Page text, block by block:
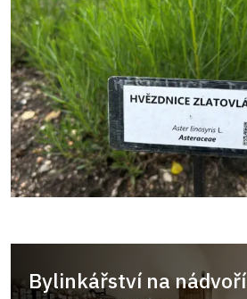
Bylinkářství na nádvoří